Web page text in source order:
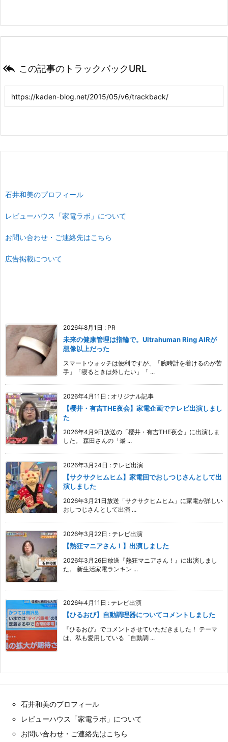
 この記事のトラックバックURL
石井和美のプロフィール
レビューハウス「家電ラボ」について
お問い合わせ・ご連絡先はこちら
広告掲載について
2026年8月1日 : PR
未来の健康管理は指輪で。Ultrahuman Ring AIRが
想像以上だった
スマートウォッチは便利ですが、「腕時計を着けるのが苦
手」「寝るときは外したい」「 ...
2026年4月11日 : オリジナル記事
【櫻井・有吉THE夜会】家電企画でテレビ出演しまし
た
2026年4月9日放送の「櫻井・有吉THE夜会」に出演しま
した。 森田さんの「最 ...
2026年3月24日 : テレビ出演
【サクサクヒムヒム】家電回でおしつじさんとして出
演しました
2026年3月21日放送「サクサクヒムヒム」に家電が詳しい
おしつじさんとして出演 ...
2026年3月22日 : テレビ出演
【熱狂マニアさん！】出演しました
2026年3月26日放送『熱狂マニアさん！』に出演しまし
た。 新生活家電ランキン ...
2026年4月11日 : テレビ出演
【ひるおび】自動調理器についてコメントしました
『ひるおび』でコメントさせていただきました！ テーマ
は、私も愛用している「自動調 ...
石井和美のプロフィール
レビューハウス「家電ラボ」について
お問い合わせ・ご連絡先はこちら